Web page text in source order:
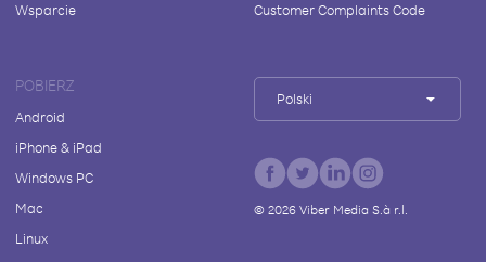
Wsparcie
Customer Complaints Code
POBIERZ
Android
iPhone & iPad
Windows PC
Mac
Linux
Polski
© 2026Viber Media S.à r.l.